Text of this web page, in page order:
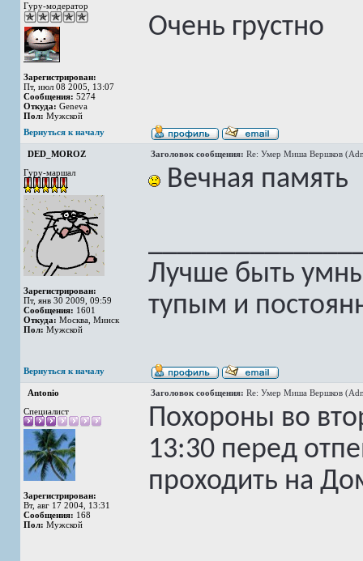
Гуру-модератор
Зарегистрирован:
Пт, июл 08 2005, 13:07
Сообщения: 5274
Откуда: Geneva
Пол: Мужской
Очень грустно
Вернуться к началу
DED_MOROZ Заголовок сообщения: Re: Умер Миша Вершков
Гуру-маршал
Зарегистрирован:
Пт, янв 30 2009, 09:59
Сообщения: 1601
Откуда: Москва, Минск
Пол: Мужской
Вечная память
Лучше быть
тупым и
Вернуться к началу
Antonio Заголовок сообщения: Re: Умер Миша Вершков
Специалист
Зарегистрирован:
Вт, авг 17 2004, 13:31
Сообщения: 168
Пол: Мужской
Похороны во
13:30 перед
проходить на